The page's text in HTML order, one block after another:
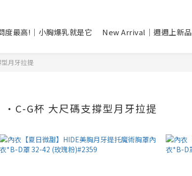
度最高!｜小胸爆乳就是它 New Arrival｜週週上新品
月牙拉提
•C-G杯 大尺碼支撐型月牙拉提